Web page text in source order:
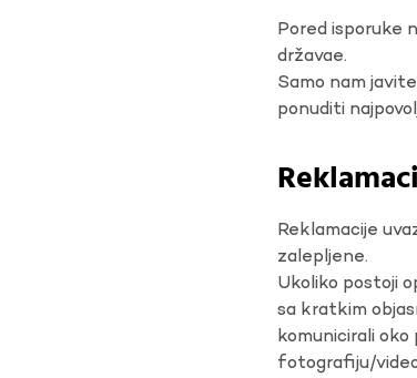
Pored isporuke
državae.
Samo nam
ponuditi
Reklamacije
zalepljene.
Ukoliko postoji
sa kratkim
komunicirali
fotografiju/